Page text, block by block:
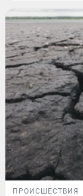
ПРОИСШЕСТВИЯ